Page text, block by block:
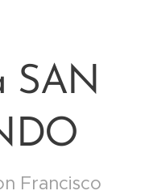
SAN
Francisco